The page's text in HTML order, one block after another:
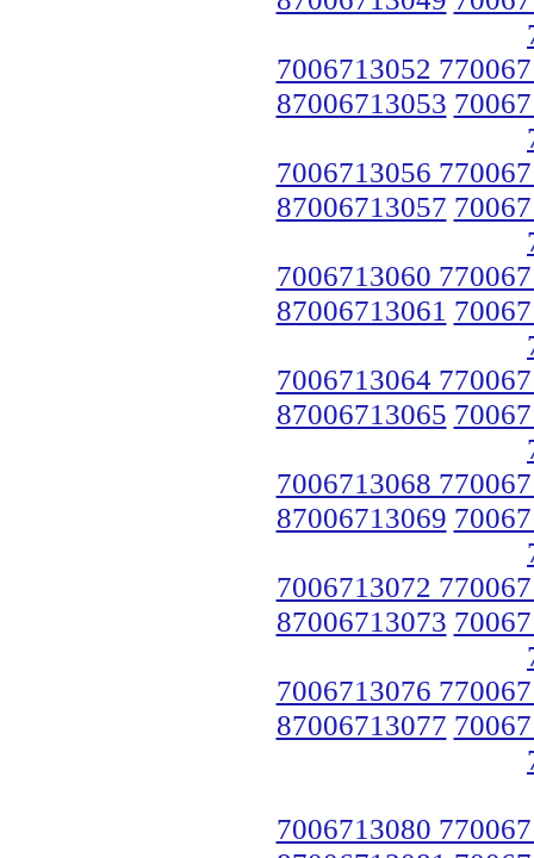
7006713052
87006713053
7006713056
87006713057
7006713060
87006713061
7006713064
87006713065
7006713068
87006713069
7006713072
87006713073
7006713076
87006713077
7006713080